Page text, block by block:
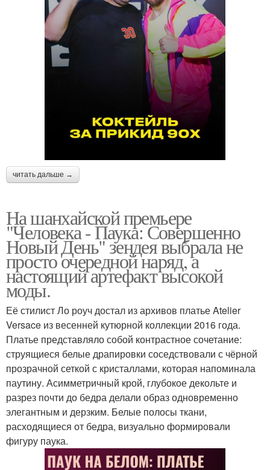
читать дальше →
На шанхайской премьере
"Человека - Паука: Совершенно
Новый День" зендея выбрала не
просто очередной наряд, а
настоящий артефакт высокой
моды.
Её стилист Ло роуч достал из архивов платье Atelier
Versace из весенней кутюрной коллекции 2016 года.
Платье представляло собой контрастное сочетание:
струящиеся белые драпировки соседствовали с чёрной
прозрачной сеткой с кристаллами, которая напоминала
паутину. Асимметричный крой, глубокое декольте и
разрез почти до бедра делали образ одновременно
элегантным и дерзким. Белые полосы ткани,
расходящиеся от бедра, визуально формировали
фигуру паука.